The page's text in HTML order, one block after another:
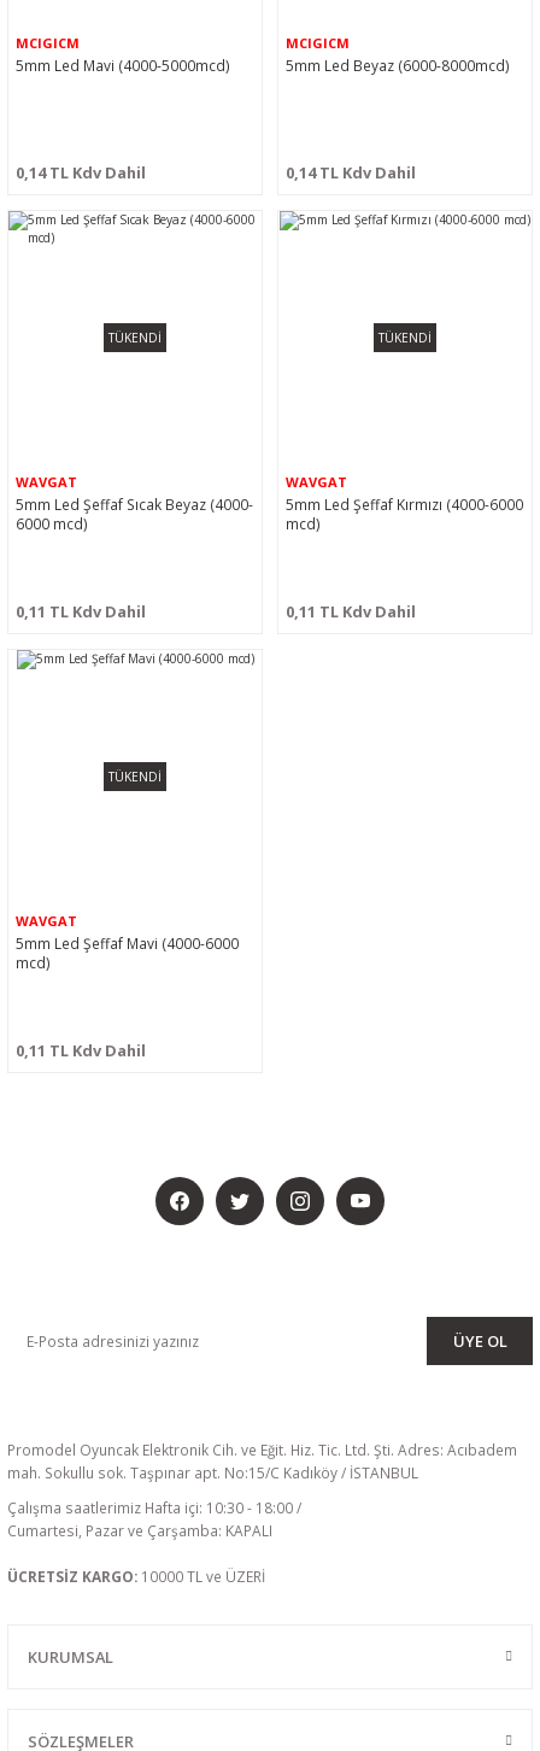
MCIGICM
5mm Led Mavi (4000-5000mcd)
0,14 TL Kdv Dahil
MCIGICM
5mm Led Beyaz (6000-8000mcd)
0,14 TL Kdv Dahil
TÜKENDİ
WAVGAT
5mm Led Şeffaf Sıcak Beyaz (4000-
6000 mcd)
0,11 TL Kdv Dahil
TÜKENDİ
WAVGAT
5mm Led Şeffaf Kırmızı (4000-6000
mcd)
0,11 TL Kdv Dahil
TÜKENDİ
WAVGAT
5mm Led Şeffaf Mavi (4000-6000
mcd)
0,11 TL Kdv Dahil
ÜYE OL
Promodel Oyuncak Elektronik Cih. ve Eğit. Hiz. Tic. Ltd. Şti. Adres: Acıbadem
mah. Sokullu sok. Taşpınar apt. No:15/C Kadıköy / İSTANBUL
Çalışma saatlerimiz Hafta içi: 10:30 - 18:00 /
Cumartesi, Pazar ve Çarşamba: KAPALI
ÜCRETSİZ KARGO: 10000 TL ve ÜZERİ
KURUMSAL
SÖZLEŞMELER